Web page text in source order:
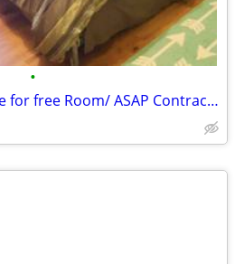
•
Home project exchange for free Room/ ASAP Contractor ONLY